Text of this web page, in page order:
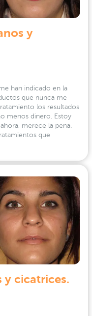
y
han indicado en la
que nunca me
los resultados
menos dinero. Estoy
merece la pena.
que
y cicatrices.